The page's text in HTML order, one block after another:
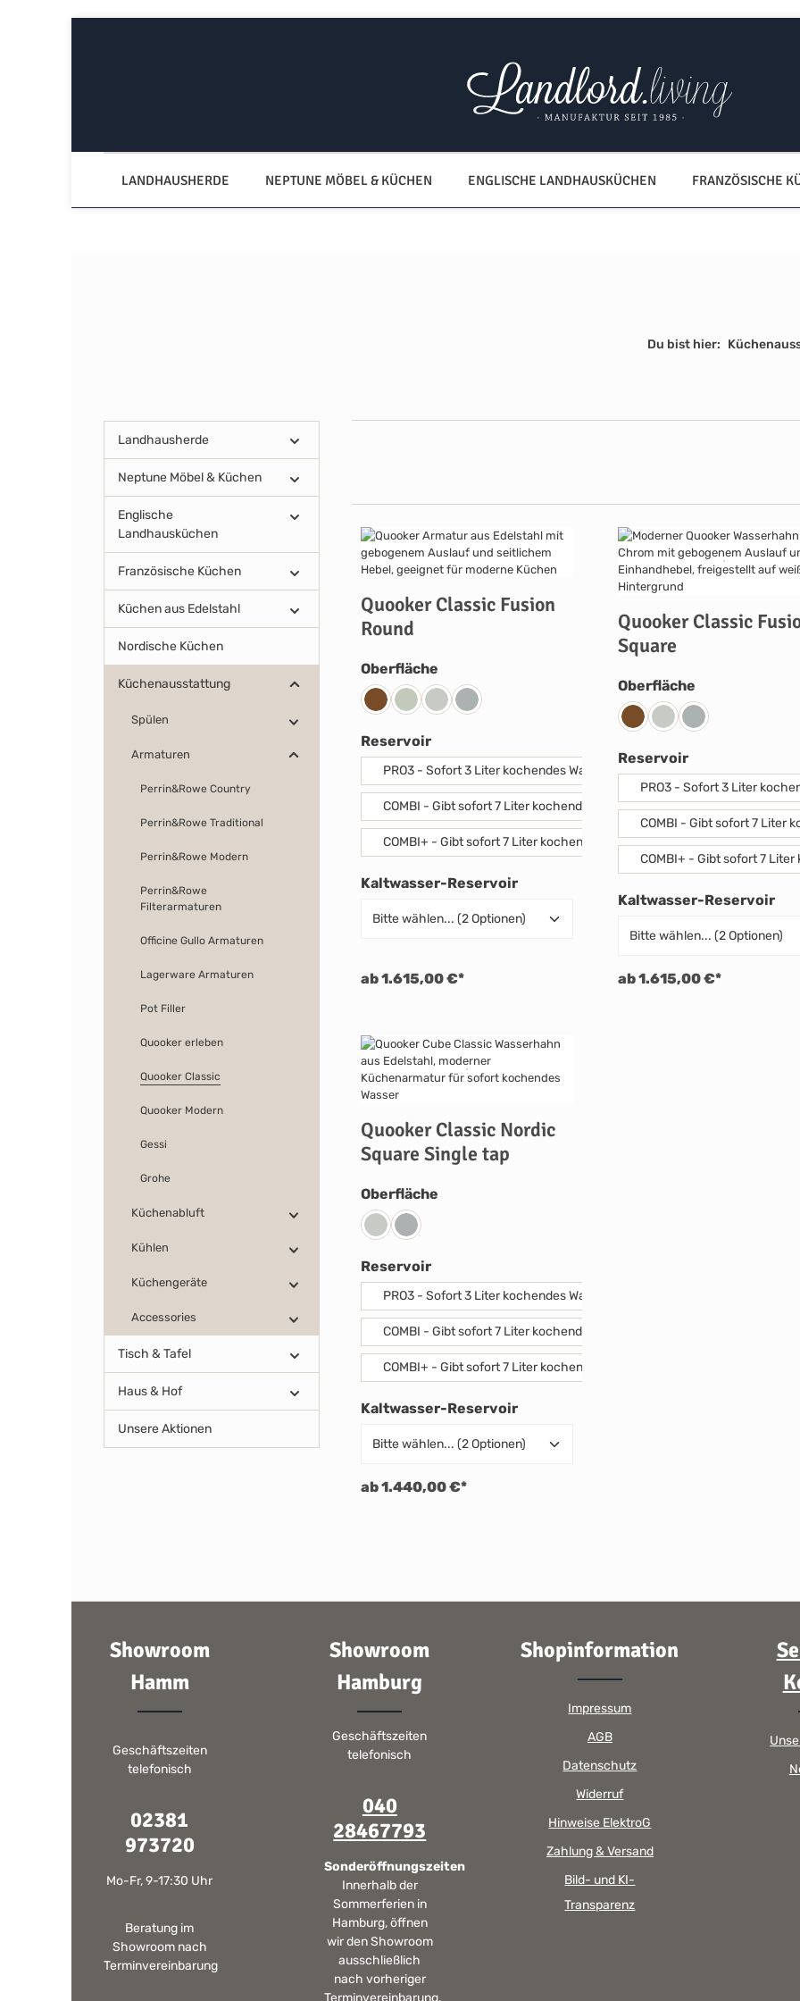
LANDHAUSHERDE NEPTUNE MÖBEL & KÜCHEN ENGLISCHE LANDHAUSKÜCHEN FRANZÖSISCHE
Du bist hier:
Landhausherde
Neptune Möbel & Küchen
Englische
Landhausküchen
Französische Küchen
Küchen aus Edelstahl
Nordische Küchen
Küchenausstattung
Spülen
Armaturen
Perrin&Rowe Country
Perrin&Rowe Traditional
Perrin&Rowe Modern
Perrin&Rowe
Filterarmaturen
Officine Gullo Armaturen
Lagerware Armaturen
Pot Filler
Quooker erleben
Quooker Classic
Quooker Modern
Gessi
Grohe
Küchenabluft
Kühlen
Küchengeräte
Accessories
Tisch & Tafel
Haus & Hof
Unsere Aktionen
Quooker Classic Fusion
Round
Oberfläche
Messing Patina
NickelVoll-Edelstahl
verchromt glänzend
Reservoirauswählen
PRO3 - Sofort 3 Liter kochendes Wasser.
COMBI - Gibt sofort 7 Liter kochendes oder 15 Liter warmes Wasser (60°
COMBI+ - Gibt sofort 7 Liter kochendes und unbegrenzt warmes Wasser.
Kaltwasser-Reservoirauswählen
ab 1.615,00 €*
Quooker Classic
Square
Oberfläche
Messing Patina
Voll-Edelstahl
verchromt
Reservoirauswählen
PRO3 - Sofort 3 Liter
COMBI - Gibt sofort 7 Liter
COMBI+ - Gibt sofort 7
Kaltwasser-Reservoir
ab 1.615,00 €*
Quooker Classic Nordic
Square Single tap
Oberfläche
Voll-Edelstahl
verchromt glänzend
Reservoirauswählen
PRO3 - Sofort 3 Liter kochendes Wasser.
COMBI - Gibt sofort 7 Liter kochendes oder 15 Liter warmes Wasser (60°
COMBI+ - Gibt sofort 7 Liter kochendes und unbegrenzt warmes Wasser.
Kaltwasser-Reservoirauswählen
ab 1.440,00 €*
Showroom
Hamm
Geschäftszeiten
telefonisch
02381
973720
Mo-Fr, 9-17:30 Uhr
Beratung im
Showroom nach
Terminvereinbarung
Showroom
Hamburg
Geschäftszeiten
telefonisch
040
28467793
Sonderöffnungszeiten
Innerhalb der
Sommerferien in
Hamburg, öffnen
wir den Showroom
ausschließlich
nach vorheriger
Terminvereinbarung.
Shopinformation
Impressum
AGB
Datenschutz
Widerruf
Hinweise ElektroG
Zahlung & Versand
Bild- und KI-
Transparenz